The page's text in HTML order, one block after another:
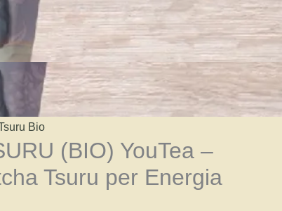
Bio
(BIO) YouTea –
Tsuru per Energia